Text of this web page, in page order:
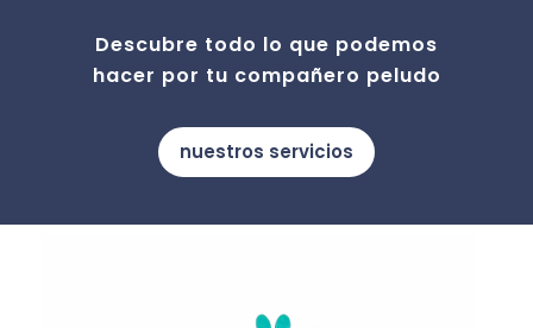
Descubre todo lo que podemos
hacer por tu compañero peludo
nuestros servicios